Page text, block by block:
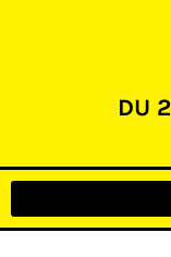
DU 2